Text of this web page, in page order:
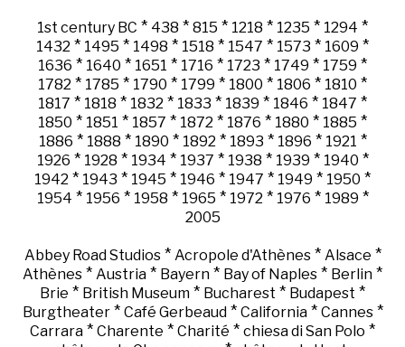
1st century BC * 438 * 815 * 1218 * 1235 * 1294 *
1432 * 1495 * 1498 * 1518 * 1547 * 1573 * 1609 *
1636 * 1640 * 1651 * 1716 * 1723 * 1749 * 1759 *
1782 * 1785 * 1790 * 1799 * 1800 * 1806 * 1810 *
1817 * 1818 * 1832 * 1833 * 1839 * 1846 * 1847 *
1850 * 1851 * 1857 * 1872 * 1876 * 1880 * 1885 *
1886 * 1888 * 1890 * 1892 * 1893 * 1896 * 1921 *
1926 * 1928 * 1934 * 1937 * 1938 * 1939 * 1940 *
1942 * 1943 * 1945 * 1946 * 1947 * 1949 * 1950 *
1954 * 1956 * 1958 * 1965 * 1972 * 1976 * 1989 *
2005
Abbey Road Studios* Acropole d'Athènes* Alsace *
Athènes * Austria * Bayern * Bay of Naples * Berlin *
Brie * British Museum * Bucharest * Budapest *
Burgtheater* Café Gerbeaud* California* Cannes*
Carrara * Charente * Charité * chiesa di San Polo *